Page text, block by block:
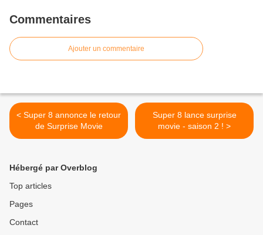
Commentaires
Ajouter un commentaire
< Super 8 annonce le retour
de Surprise Movie
Super 8 lance surprise
movie - saison 2 ! >
Hébergé par Overblog
Top articles
Pages
Contact